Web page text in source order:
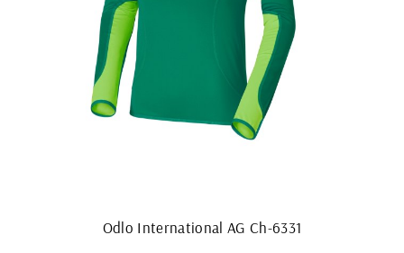
Odlo International AG Ch-6331